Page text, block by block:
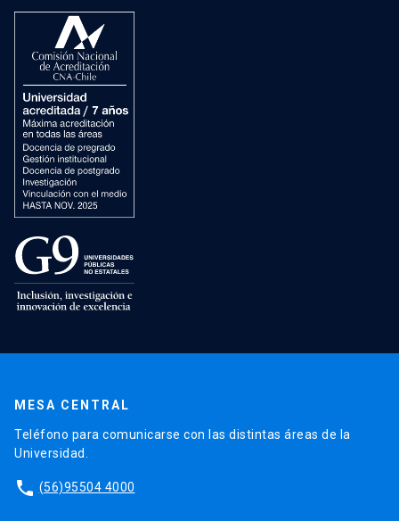
MESA CENTRAL
Teléfono para comunicarse con las distintas áreas de la
Universidad.
phone (56)95504 4000